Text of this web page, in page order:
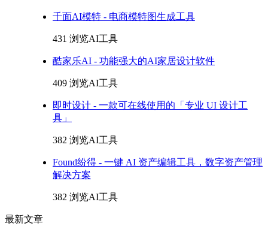
千面AI模特 - 电商模特图生成工具
431 浏览AI工具
酷家乐AI - 功能强大的AI家居设计软件
409 浏览AI工具
即时设计 - 一款可在线使用的「专业 UI 设计工
具」
382 浏览AI工具
Found纷得 - 一键 AI 资产编辑工具，数字资产管理
解决方案
382 浏览AI工具
最新文章